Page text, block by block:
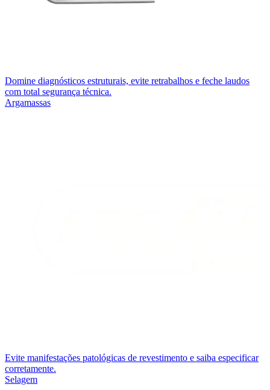
Domine diagnósticos estruturais, evite retrabalhos e feche laudos
com total segurança técnica.
Argamassas
Evite manifestações patológicas de revestimento e saiba especificar
corretamente.
Selagem